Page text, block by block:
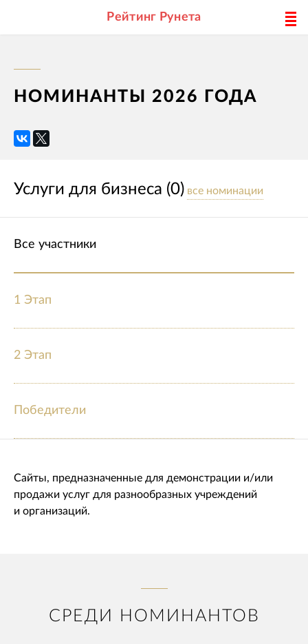
Рейтинг Рунета
НОМИНАНТЫ 2026 ГОДА
Услуги для бизнеса (0) все номинации
Все участники
1 Этап
2 Этап
Победители
Сайты, предназначенные для демонстрации и/или
продажи услуг для разнообразных учреждений
и организаций.
СРЕДИ НОМИНАНТОВ